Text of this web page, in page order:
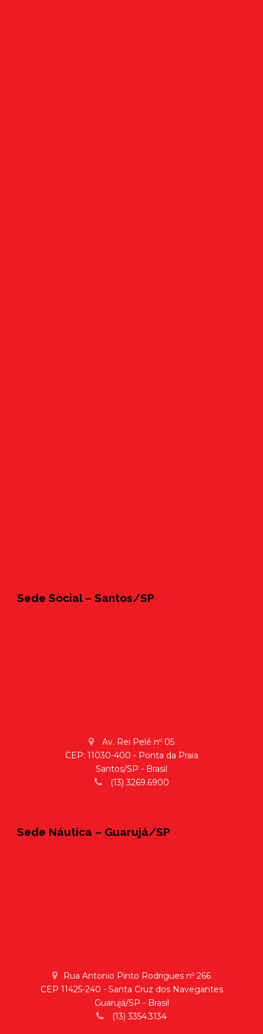
Sede Social – Santos/SP
Av. Rei Pelé nº 05
CEP: 11030-400 - Ponta da Praia
Santos/SP - Brasil
(13) 3269.6900
Sede Náutica – Guarujá/SP
Rua Antonio Pinto Rodrigues nº 266
CEP 11425-240 - Santa Cruz dos Navegantes
Guarujá/SP - Brasil
(13) 3354.3134